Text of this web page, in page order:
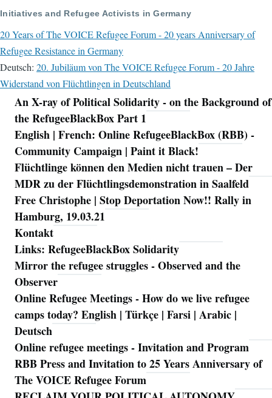
Initiatives and Refugee Activists in Germany
20 Years of The VOICE Refugee Forum - 20 years Anniversary of
Refugee Resistance in Germany
Deutsch: 20. Jubiläum von The VOICE Refugee Forum - 20 Jahre
Widerstand von Flüchtlingen in Deutschland
Navigation
An X-ray of Political Solidarity - on the Background of
the RefugeeBlackBox Part 1
English | French: Online RefugeeBlackBox (RBB) -
Community Campaign | Paint it Black!
Flüchtlinge können den Medien nicht trauen – Der
MDR zu der Flüchtlingsdemonstration in Saalfeld
Free Christophe | Stop Deportation Now!! Rally in
Hamburg, 19.03.21
Kontakt
Links: RefugeeBlackBox Solidarity
Mirror the refugee struggles - Observed and the
Observer
Online Refugee Meetings - How do we live refugee
camps today? English | Türkçe | Farsi | Arabic |
Deutsch
Online refugee meetings - Invitation and Program
RBB Press and Invitation to 25 Years Anniversary of
The VOICE Refugee Forum